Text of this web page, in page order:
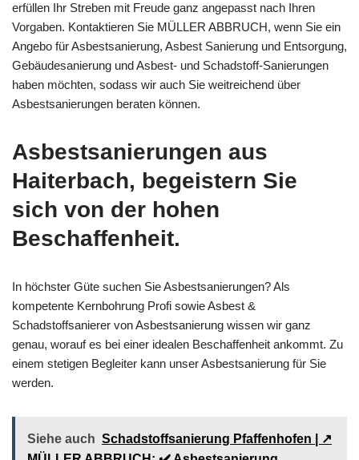
erfüllen Ihr Streben mit Freude ganz angepasst nach Ihren
Vorgaben. Kontaktieren Sie MÜLLER ABBRUCH, wenn Sie ein
Angebo für Asbestsanierung, Asbest Sanierung und Entsorgung,
Gebäudesanierung und Asbest- und Schadstoff-Sanierungen
haben möchten, sodass wir auch Sie weitreichend über
Asbestsanierungen beraten können.
Asbestsanierungen aus
Haiterbach, begeistern Sie
sich von der hohen
Beschaffenheit.
In höchster Güte suchen Sie Asbestsanierungen? Als
kompetente Kernbohrung Profi sowie Asbest &
Schadstoffsanierer von Asbestsanierung wissen wir ganz
genau, worauf es bei einer idealen Beschaffenheit ankommt. Zu
einem stetigen Begleiter kann unser Asbestsanierung für Sie
werden.
Siehe auch Schadstoffsanierung Pfaffenhofen | ↗️